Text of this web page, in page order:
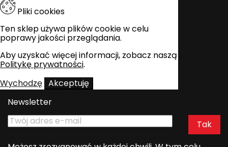
Pliki cookies
Ten sklep używa plików cookie w celu
poprawy jakości przeglądania.
Aby uzyskać więcej informacji, zobacz naszą
Politykę prywatności.
Wychodzę Akceptuję
Newsletter